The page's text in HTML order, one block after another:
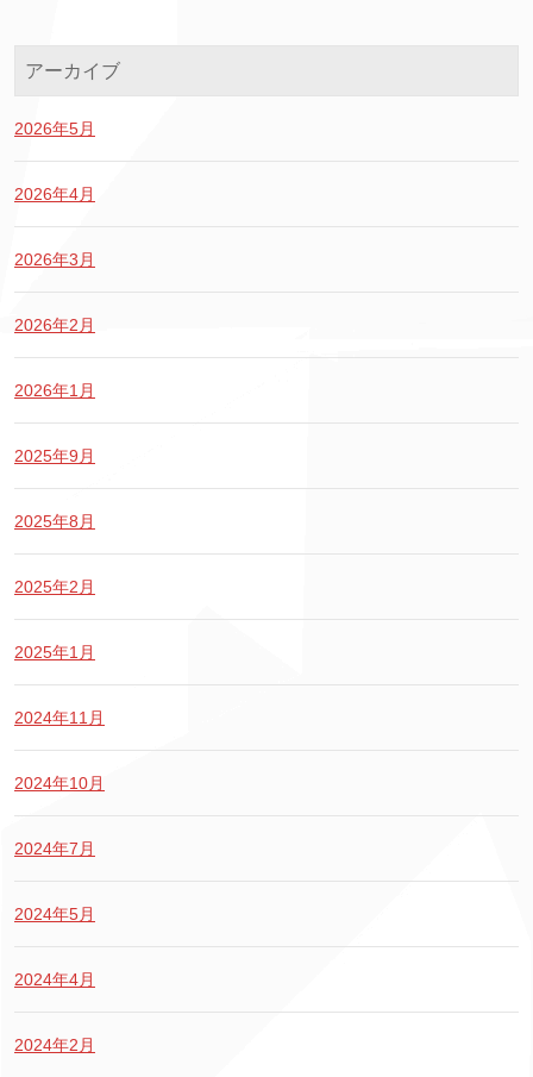
アーカイブ
2026年5月
2026年4月
2026年3月
2026年2月
2026年1月
2025年9月
2025年8月
2025年2月
2025年1月
2024年11月
2024年10月
2024年7月
2024年5月
2024年4月
2024年2月